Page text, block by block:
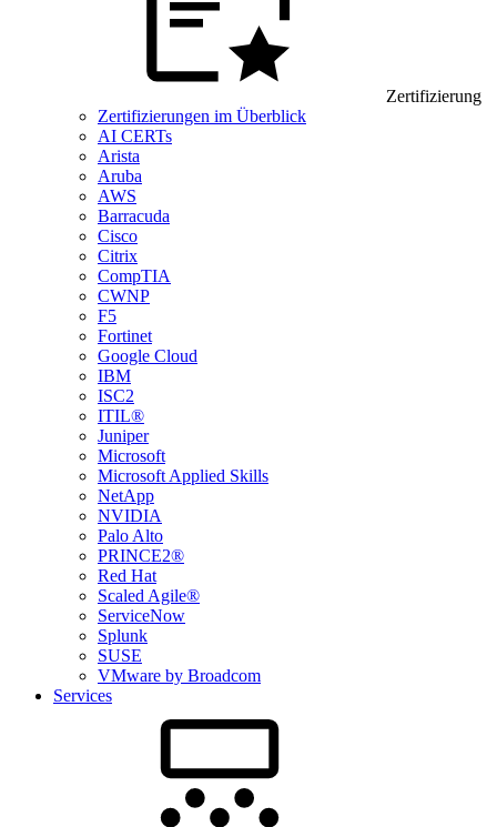
Zertifizierung
Zertifizierungen im Überblick
AI CERTs
Arista
Aruba
AWS
Barracuda
Cisco
Citrix
CompTIA
CWNP
F5
Fortinet
Google Cloud
IBM
ISC2
ITIL®
Juniper
Microsoft
Microsoft Applied Skills
NetApp
NVIDIA
Palo Alto
PRINCE2®
Red Hat
Scaled Agile®
ServiceNow
Splunk
SUSE
VMware by Broadcom
Services